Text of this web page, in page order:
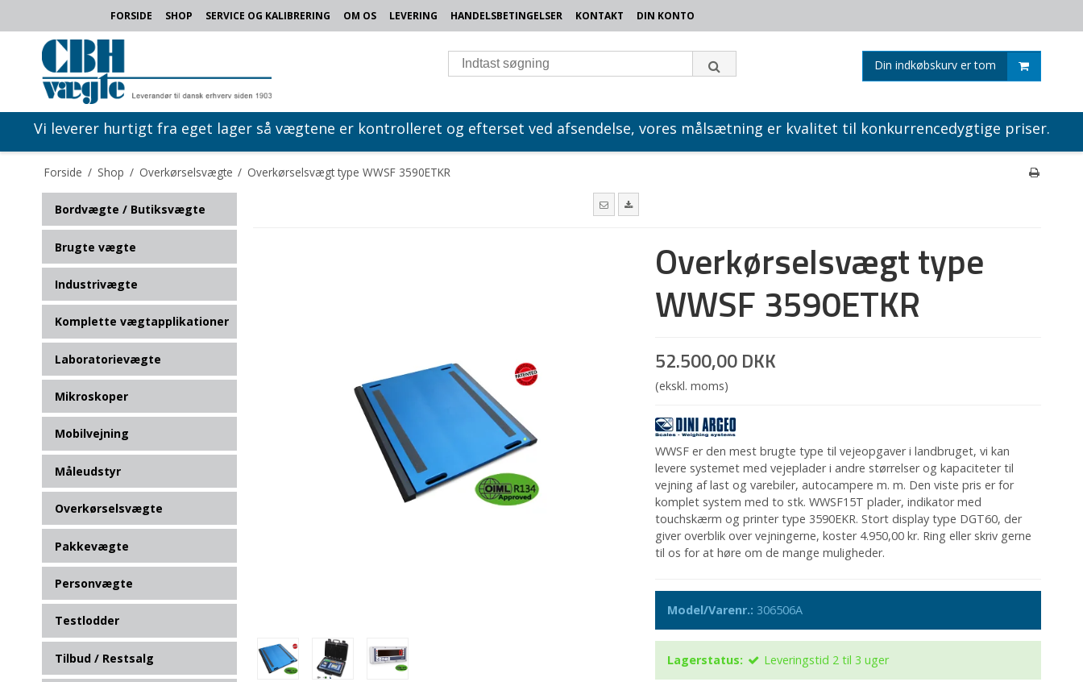
FORSIDE SHOP SERVICE OG KALIBRERING OM OS LEVERING HANDELSBETINGELSER KONTAKT DIN KONTO
Din indkøbskurv er tom
Vi leverer hurtigt fra eget lager så vægtene er kontrolleret og efterset ved afsendelse, vores målsætning er kvalitet til konkurrencedygtige priser.
Forside / Shop / Overkørselsvægte / Overkørselsvægt type WWSF 3590ETKR
Bordvægte / Butiksvægte
Brugte vægte
Industrivægte
Komplette vægtapplikationer
Laboratorievægte
Mikroskoper
Mobilvejning
Måleudstyr
Overkørselsvægte
Pakkevægte
Personvægte
Testlodder
Tilbud / Restsalg
Overkørselsvægt type
WWSF 3590ETKR
52.500,00 DKK
(ekskl. moms)
WWSF er den mest brugte type til vejeopgaver i landbruget, vi kan
levere systemet med vejeplader i andre størrelser og kapaciteter til
vejning af last og varebiler, autocampere m. m. Den viste pris er for
komplet system med to stk. WWSF15T plader, indikator med
touchskærm og printer type 3590EKR. Stort display type DGT60, der
giver overblik over vejningerne, koster 4.950,00 kr. Ring eller skriv gerne
til os for at høre om de mange muligheder.
Model/Varenr.: 306506A
Lagerstatus: Leveringstid 2 til 3 uger